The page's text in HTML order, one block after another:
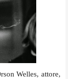
Welles, attore,